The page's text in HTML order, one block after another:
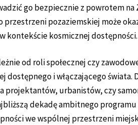
go bezpiecznie z powrotem
pozaziemskiej może
kontekście kosmicznej dostępności.
od roli społecznej czy
dostępnego i włączającego świata.
projektantów, urbanistów, czy
dekadę ambitnego
we wspólnej przestrzeni